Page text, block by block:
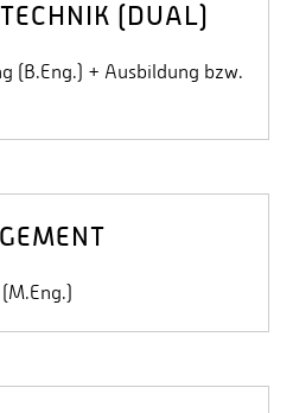
(DUAL)
(B.Eng.) + Ausbildung bzw.